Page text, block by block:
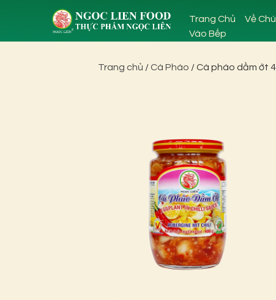
Trang Chủ Về
Vào Bếp
Trang chủ /Cà Pháo / Cà pháo dầm ớt